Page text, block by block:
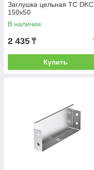
Заглушка цельная ТС DKC
150х50
В наличии
2 435 ₸
Купить